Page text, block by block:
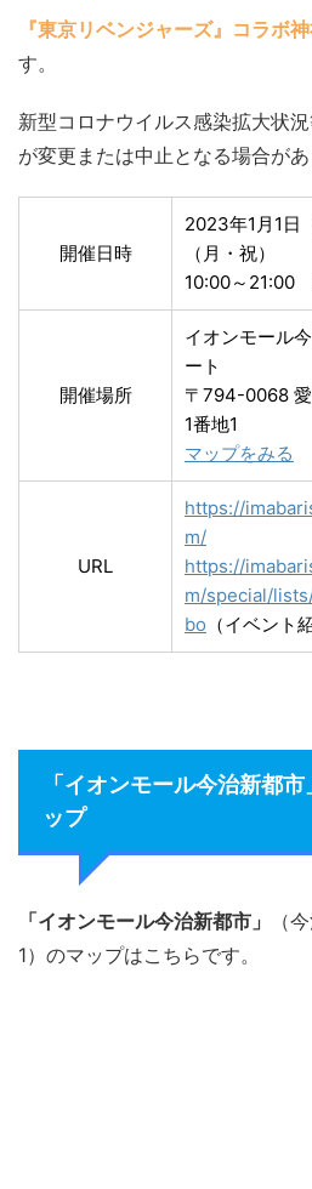
『東京リベンジャーズ』コラボ
す。
新型コロナウイルス感染拡大状
が変更または中止となる場合があ
開催日時
2023年1月1日
（月・祝）
10:00～21:00
開催場所
イオンモール
ート
〒794-0068
1番地1
マップをみる
URL
https://
m/
https://
m/special/
bo （イベント
「イオンモール今治新都
ップ
「イオンモール今治新都市」
（
1）のマップはこちらです。